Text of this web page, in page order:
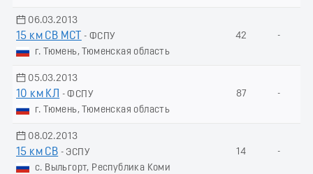
06.03.2013
15 км СВ МСТ
- ФСПУ
г. Тюмень, Тюменская область
42 -
05.03.2013
10 км КЛ
- ФСПУ
г. Тюмень, Тюменская область
87 -
08.02.2013
15 км СВ - ЭСПУ
с. Выльгорт, Республика Коми
14 -